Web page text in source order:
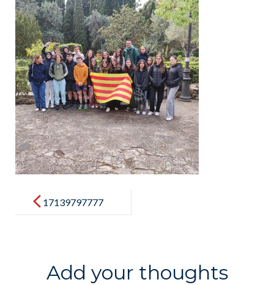
navigation17139797777
Add your thoughts